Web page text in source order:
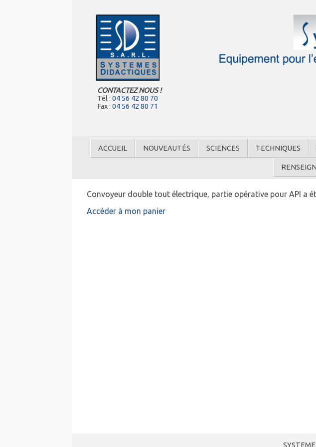
CONTACTEZ NOUS !
Tél : 04 56 42 80 70
Fax : 04 56 42 80 71
ACCUEIL NOUVEAUTÉS SCIENCES TECHNIQUES
Convoyeur double tout électrique, partie opérative pour API a
Accéder à mon panier